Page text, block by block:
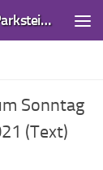
Kirchengemeinden Wildenreuth / Parkstein und Kirchendemenreuth
Sonntag
(Text)